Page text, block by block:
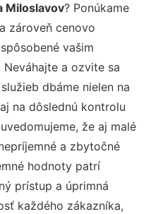
Miloslavov? Ponúkame
zároveň cenovo
vašim
a ozvite sa
dbáme nielen na
na dôslednú kontrolu
že aj malé
a zbytočné
hodnoty patrí
prístup a úprimná
každého zákazníka,